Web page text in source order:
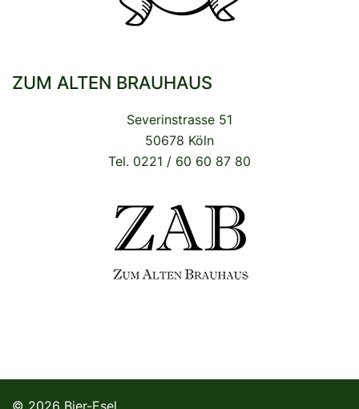
ZUM ALTEN BRAUHAUS
Severinstrasse 51
50678 Köln
Tel. 0221 / 60 60 87 80